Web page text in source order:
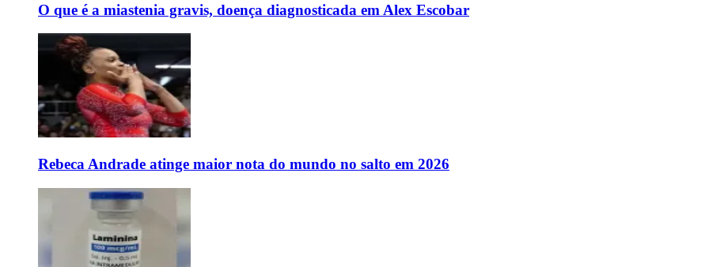
O que é a miastenia gravis, doença diagnosticada em Alex Escobar
Rebeca Andrade atinge maior nota do mundo no salto em 2026